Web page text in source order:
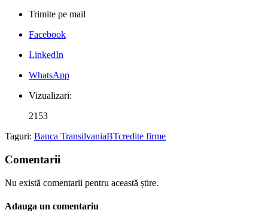
Trimite pe mail
Facebook
LinkedIn
WhatsApp
Vizualizari:
2153
Taguri: Banca TransilvaniaBTcredite firme
Comentarii
Nu există comentarii pentru această știre.
Adauga un comentariu